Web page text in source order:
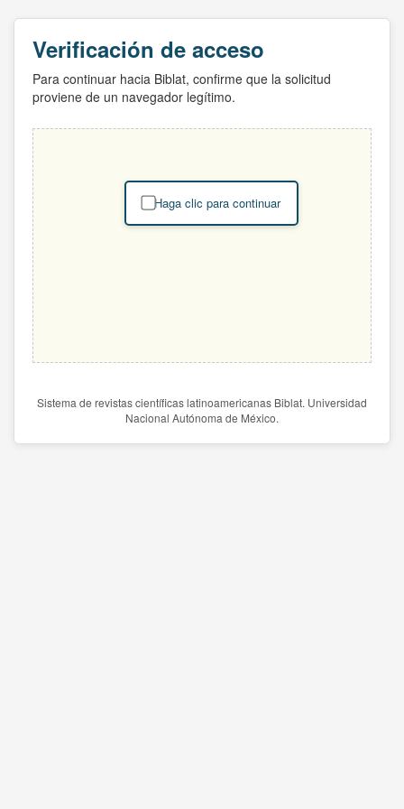
Verificación de acceso
Para continuar hacia Biblat, confirme que la solicitud
proviene de un navegador legítimo.
Haga clic para continuar
Sistema de revistas científicas latinoamericanas Biblat. Universidad
Nacional Autónoma de México.